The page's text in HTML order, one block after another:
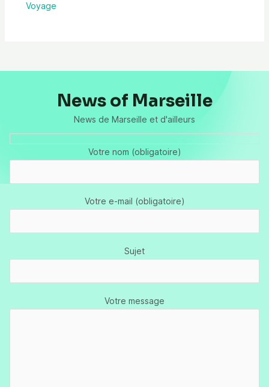
Voyage
News of Marseille
News de Marseille et d'ailleurs
Votre nom (obligatoire)
Votre e-mail (obligatoire)
Sujet
Votre message